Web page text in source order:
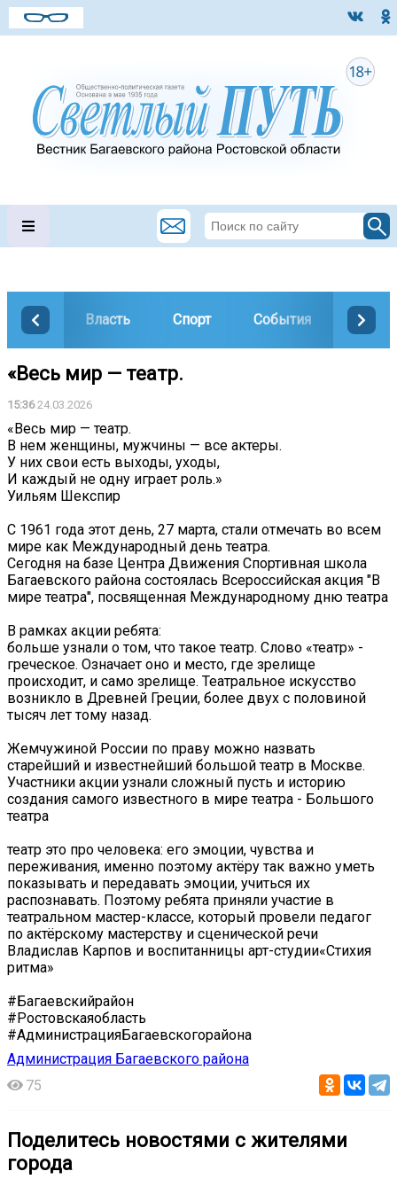
Власть Спорт События
«Весь мир — театр.
15:3624.03.2026
«Весь мир — театр.
В нем женщины, мужчины — все актеры.
У них свои есть выходы, уходы,
И каждый не одну играет роль.»
Уильям Шекспир
С 1961 года этот день, 27 марта, стали отмечать во всем
мире как Международный день театра.
Сегодня на базе Центра Движения Спортивная школа
Багаевского района состоялась Всероссийская акция "В
мире театра", посвященная Международному дню театра
В рамках акции ребята:
больше узнали о том, что такое театр. Слово «театр» -
греческое. Означает оно и место, где зрелище
происходит, и само зрелище. Театральное искусство
возникло в Древней Греции, более двух с половиной
тысяч лет тому назад.
Жемчужиной России по праву можно назвать
старейший и известнейший большой театр в Москве.
Участники акции узнали сложный пусть и историю
создания самого известного в мире театра - Большого
театра
театр это про человека: его эмоции, чувства и
переживания, именно поэтому актёру так важно уметь
показывать и передавать эмоции, учиться их
распознавать. Поэтому ребята приняли участие в
театральном мастер-классе, который провели педагог
по актёрскому мастерству и сценической речи
Владислав Карпов и воспитанницы арт-студии«Стихия
ритма»
#Багаевскийрайон
#Ростовскаяобласть
#АдминистрацияБагаевскогорайона
Администрация Багаевского района
75
Поделитесь новостями с жителями
города